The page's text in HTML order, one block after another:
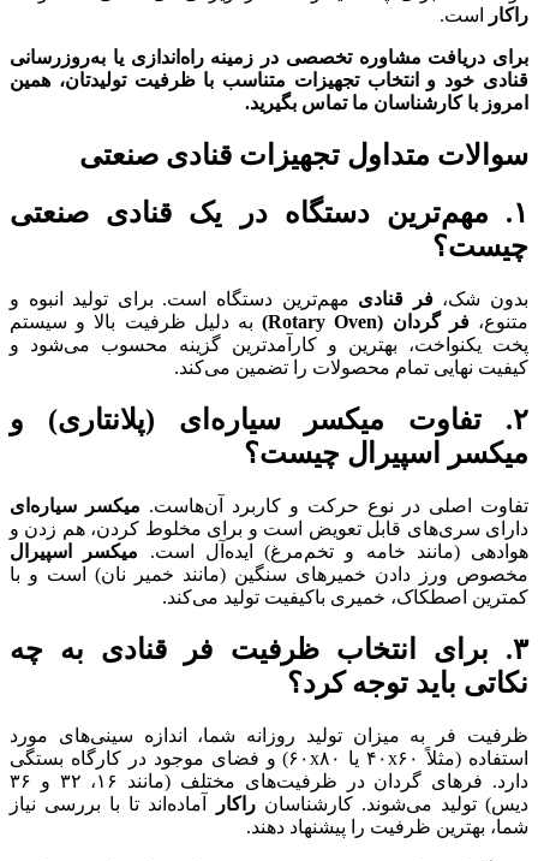
راکار
است.
برای دریافت مشاوره تخصصی در زمینه راه‌اندازی یا به‌روزرسانی
قنادی خود و انتخاب تجهیزات متناسب با ظرفیت تولیدتان، همین
امروز با کارشناسان ما تماس بگیرید.
سوالات متداول تجهیزات قنادی صنعتی
۱. مهم‌ترین دستگاه در یک قنادی صنعتی
چیست؟
بدون شک،فر قنادی مهم‌ترین دستگاه است. برای تولید انبوه و
متنوع،فر گردان (Rotary Oven)
به دلیل ظرفیت بالا و سیستم
پخت یکنواخت، بهترین و کارآمدترین گزینه محسوب می‌شود و
کیفیت نهایی تمام محصولات را تضمین می‌کند.
۲. تفاوت میکسر سیاره‌ای (پلانتاری) و
میکسر اسپیرال چیست؟
تفاوت اصلی در نوع حرکت و کاربرد آن‌هاست. میکسر سیاره‌ای
دارای سری‌های قابل تعویض است و برای مخلوط کردن، هم زدن و
هوادهی (مانند خامه و تخم‌مرغ) ایده‌آل است. میکسر اسپیرال
مخصوص ورز دادن خمیرهای سنگین (مانند خمیر نان) است و با
کمترین اصطکاک، خمیری باکیفیت تولید می‌کند.
۳. برای انتخاب ظرفیت فر قنادی به چه
نکاتی باید توجه کرد؟
ظرفیت فر به میزان تولید روزانه شما، اندازه سینی‌های مورد
استفاده (مثلاً ۴۰x۶۰ یا ۶۰x۸۰) و فضای موجود در کارگاه بستگی
دارد. فرهای گردان در ظرفیت‌های مختلف (مانند ۱۶، ۳۲ و ۳۶
دیس) تولید می‌شوند. کارشناسانراکار
آماده‌اند تا با بررسی نیاز
شما، بهترین ظرفیت را پیشنهاد دهند.